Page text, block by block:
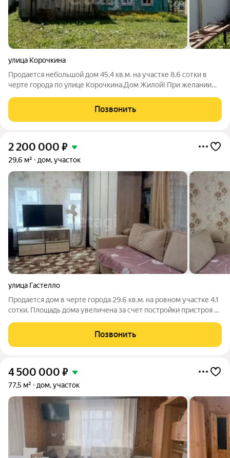
улица Корочкина
Продается небольшой дом 45.4 кв.м. на участке 8.6 сотки в
черте города по улице Корочкина.Дом Жилой! При желании
Участок просторный. В доме есть все коммуникации : газ
,электричество, вода
Позвонить
2 200 000 ₽
29,6 м² дом, участок
улица Гастелло
Продается дом в черте города 29.6 кв.м. на ровном участке 4.1
сотки. Площадь дома увеличена за счет постройки пристроя к
просторная. Санузел в доме. Канализация выгребная яма. Вода
скважина. Отопление
Позвонить
4 500 000 ₽
77,5 м² дом, участок